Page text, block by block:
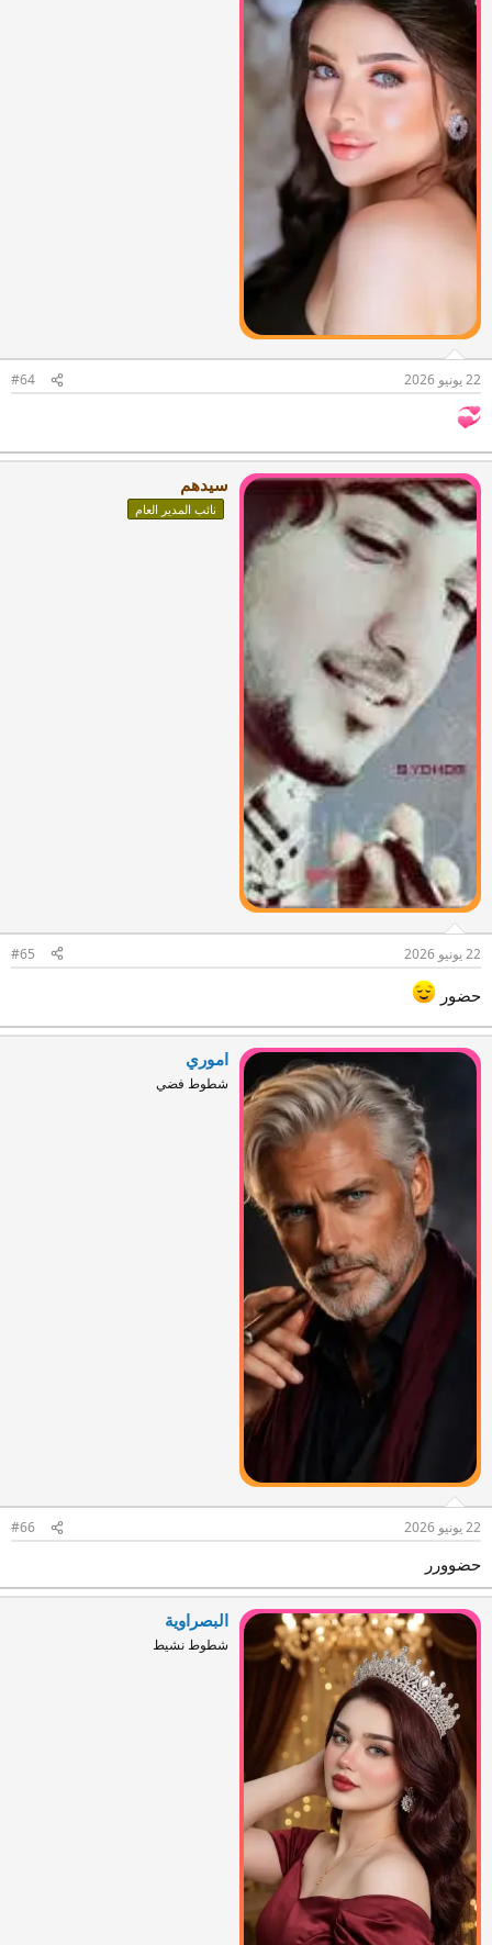
22 يونيو 2026 #64
سيدهم
نائب المدير العام
22 يونيو 2026 #65
حضور
اموري
شطوط فضي
22 يونيو 2026 #66
حضوورر
البصراوية
شطوط نشيط